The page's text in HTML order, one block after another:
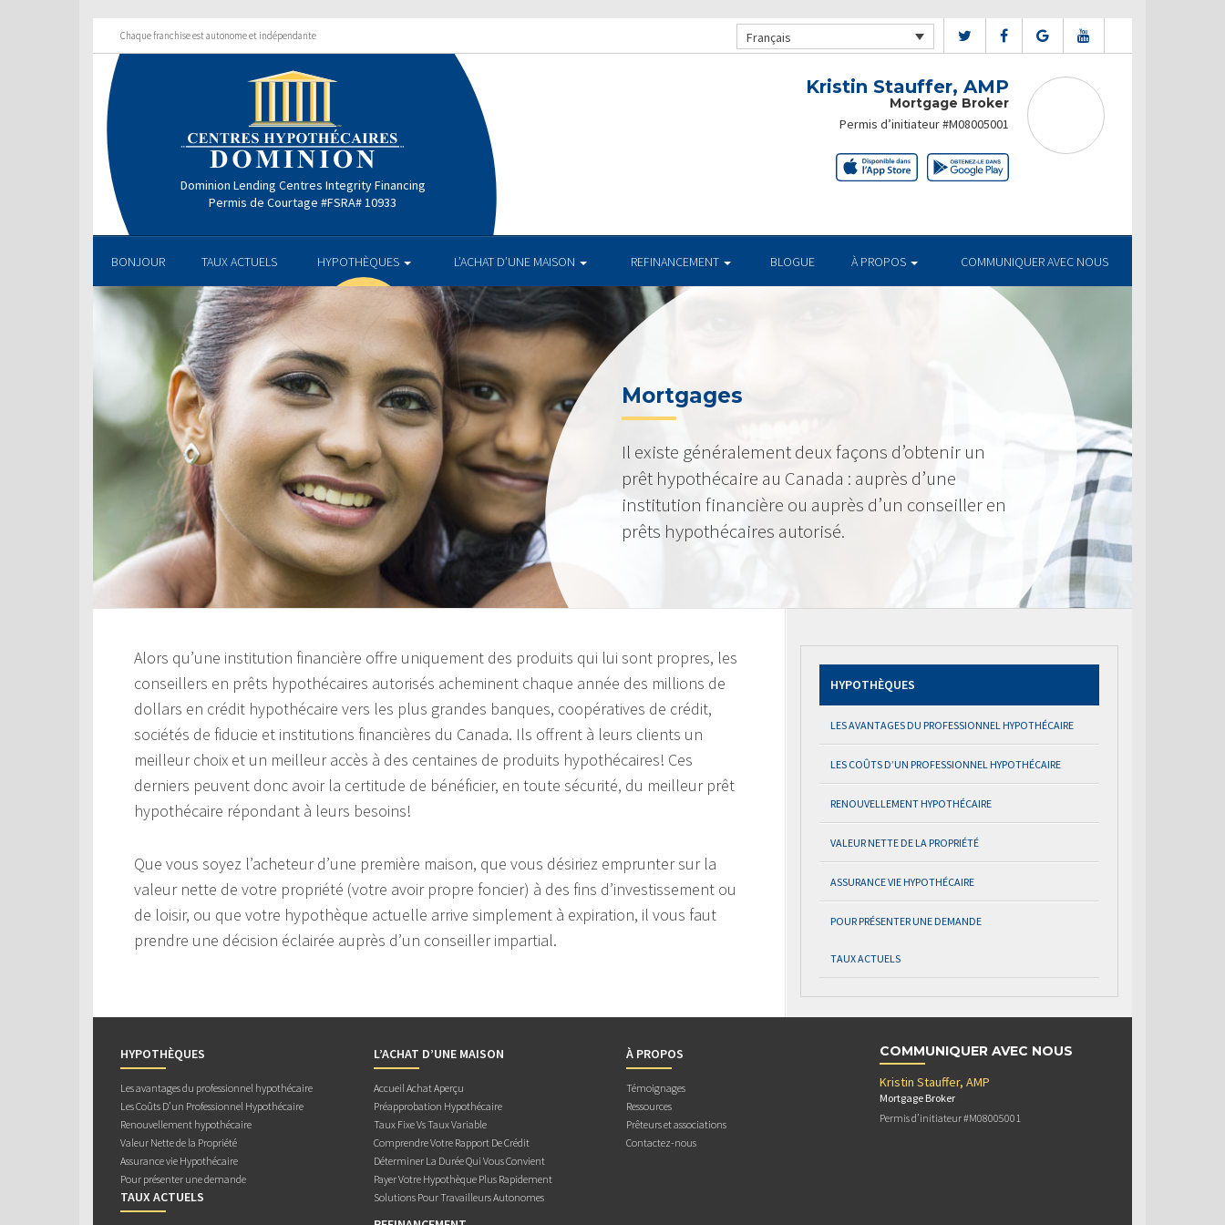
Chaque franchise est autonome et indépendante Français
Dominion Lending Centres Integrity Financing
Permis de Courtage #FSRA# 10933
Kristin Stauffer, AMP
Mortgage Broker
Permis d’initiateur #M08005001
BONJOUR TAUX ACTUELS HYPOTHÈQUES L’ACHAT D’UNE MAISON REFINANCEMENT BLOGUE À PROPOS COMMUNIQUER AVEC NOUS
Mortgages
Il existe généralement deux façons d’obtenir un
prêt hypothécaire au Canada : auprès d’une
institution financière ou auprès d’un conseiller en
prêts hypothécaires autorisé.
Alors qu’une institution financière offre uniquement des produits qui lui sont propres, les
conseillers en prêts hypothécaires autorisés acheminent chaque année des millions de
dollars en crédit hypothécaire vers les plus grandes banques, coopératives de crédit,
sociétés de fiducie et institutions financières du Canada. Ils offrent à leurs clients un
meilleur choix et un meilleur accès à des centaines de produits hypothécaires! Ces
derniers peuvent donc avoir la certitude de bénéficier, en toute sécurité, du meilleur prêt
hypothécaire répondant à leurs besoins!
Que vous soyez l’acheteur d’une première maison, que vous désiriez emprunter sur la
valeur nette de votre propriété (votre avoir propre foncier) à des fins d’investissement ou
de loisir, ou que votre hypothèque actuelle arrive simplement à expiration, il vous faut
prendre une décision éclairée auprès d’un conseiller impartial.
HYPOTHÈQUES
LES AVANTAGES DU PROFESSIONNEL HYPOTHÉCAIRE
LES COÛTS D’UN PROFESSIONNEL HYPOTHÉCAIRE
RENOUVELLEMENT HYPOTHÉCAIRE
VALEUR NETTE DE LA PROPRIÉTÉ
ASSURANCE VIE HYPOTHÉCAIRE
POUR PRÉSENTER UNE DEMANDE
TAUX ACTUELS
HYPOTHÈQUES
Les avantages du professionnel hypothécaire
Les Coûts D’un Professionnel Hypothécaire
Renouvellement hypothécaire
Valeur Nette de la Propriété
Assurance vie Hypothécaire
Pour présenter une demande
TAUX ACTUELS
L’ACHAT D’UNE MAISON
Accueil Achat Aperçu
Préapprobation Hypothécaire
Taux Fixe Vs Taux Variable
Comprendre Votre Rapport De Crédit
Déterminer La Durée Qui Vous Convient
Payer Votre Hypothèque Plus Rapidement
Solutions Pour Travailleurs Autonomes
À PROPOS
Témoignages
Ressources
Prêteurs et associations
Contactez-nous
COMMUNIQUER AVEC NOUS
Kristin Stauffer, AMP
Mortgage Broker
Permis d’initiateur #M08005001